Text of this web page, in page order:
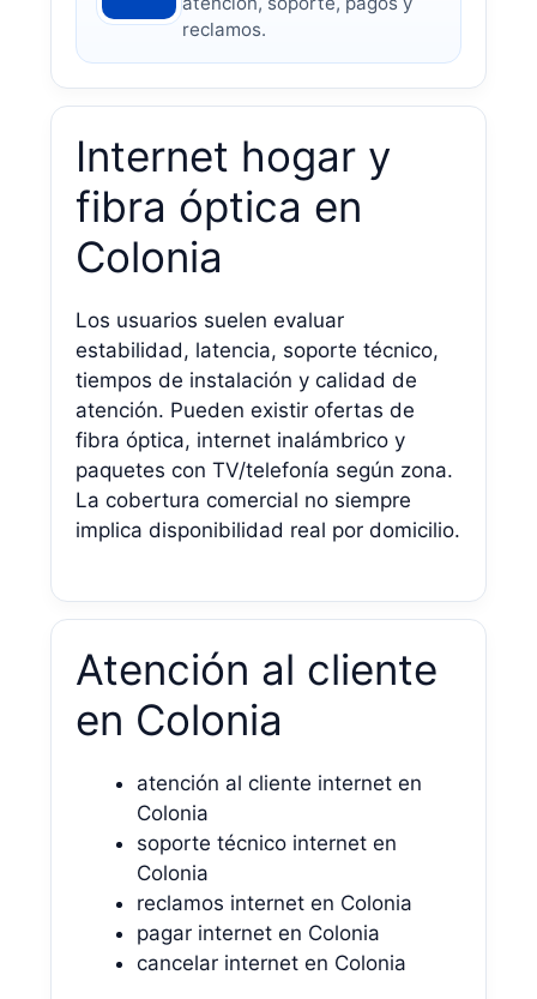
reclamos.
Internet hogar y
fibra óptica en
Colonia
Los usuarios suelen evaluar
estabilidad, latencia, soporte técnico,
tiempos de instalación y calidad de
atención. Pueden existir ofertas de
fibra óptica, internet inalámbrico y
paquetes con TV/telefonía según zona.
La cobertura comercial no siempre
implica disponibilidad real por domicilio.
Atención al cliente
en Colonia
atención al cliente internet en
Colonia
soporte técnico internet en
Colonia
reclamos internet en Colonia
pagar internet en Colonia
cancelar internet en Colonia